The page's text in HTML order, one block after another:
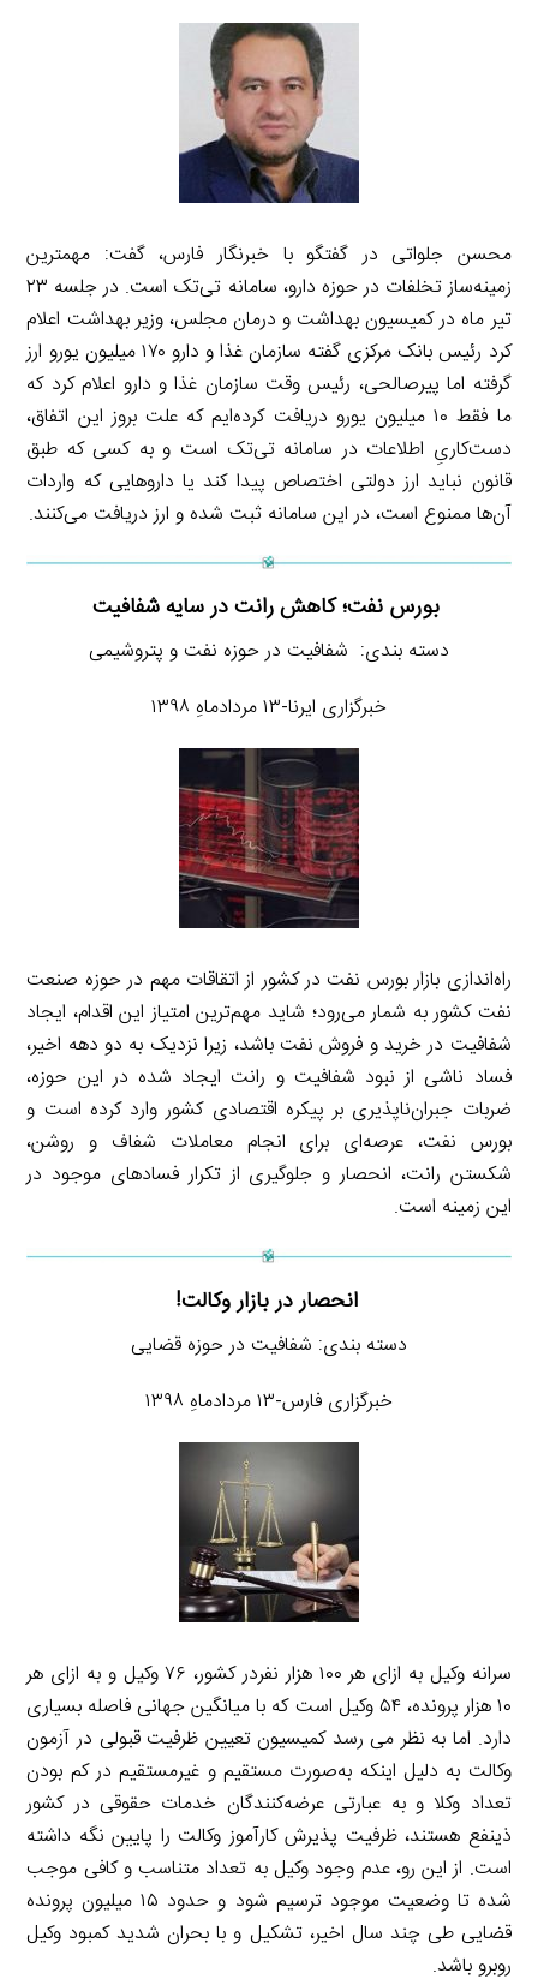
محسن جلواتی در گفتگو با خبرنگار فارس، گفت: مهمترین
زمینه‌ساز تخلفات در حوزه دارو، سامانه تی‌تک است. در جلسه ۲۳
تیر ماه در کمیسیون بهداشت و درمان مجلس، وزیر بهداشت اعلام
کرد رئیس بانک مرکزی گفته سازمان غذا و دارو ۱۷۰ میلیون یورو ارز
گرفته اما پیرصالحی، رئیس وقت سازمان غذا و دارو اعلام کرد که
ما فقط ۱۰ میلیون یورو دریافت کرده‌ایم که علت بروز این اتفاق،
دست‌کاریِ اطلاعات در سامانه تی‌تک است و به کسی که طبق
قانون نباید ارز دولتی اختصاص پیدا کند یا داروهایی که واردات
آن‌ها ممنوع است، در این سامانه ثبت شده و ارز دریافت می‌کنند.
بورس نفت؛ کاهش رانت در سایه شفافیت
دسته بندی: شفافیت در حوزه نفت و پتروشیمی
خبرگزاری ایرنا-۱۳ مردادماهِ ۱۳۹۸
راه‌اندازی بازار بورس نفت در کشور از اتقاقات مهم در حوزه صنعت
نفت کشور به شمار می‌رود؛ شاید مهم‌ترین امتیاز این اقدام، ایجاد
شفافیت در خرید و فروش نفت باشد، زیرا نزدیک به دو دهه اخیر،
فساد ناشی از نبود شفافیت و رانت ایجاد شده در این حوزه،
ضربات جبران‌ناپذیری بر پیکره اقتصادی کشور وارد کرده است و
بورس نفت، عرصه‌ای برای انجام معاملات شفاف و روشن،
شکستن رانت، انحصار و جلوگیری از تکرار فسادهای موجود در
این زمینه است.
انحصار در بازار وکالت!
دسته بندی: شفافیت در حوزه قضایی
خبرگزاری فارس-۱۳ مردادماهِ ۱۳۹۸
سرانه وکیل به ازای هر ۱۰۰ هزار نفردر کشور، ۷۶ وکیل و به ازای هر
۱۰ هزار پرونده، ۵۴ وکیل است که با میانگین جهانی فاصله بسیاری
دارد. اما به نظر می رسد کمیسیون تعیین ظرفیت قبولی در آزمون
وکالت به دلیل اینکه به‌صورت مستقیم و غیرمستقیم در کم بودن
تعداد وکلا و به عبارتی عرضه‌کنندگان خدمات حقوقی در کشور
ذینفع هستند، ظرفیت پذیرش کارآموز وکالت را پایین نگه داشته
است. از این رو، عدم وجود وکیل به تعداد متناسب و کافی موجب
شده تا وضعیت موجود ترسیم شود و حدود ۱۵ میلیون پرونده
قضایی طی چند سال اخیر، تشکیل و با بحران شدید کمبود وکیل
روبرو باشد.